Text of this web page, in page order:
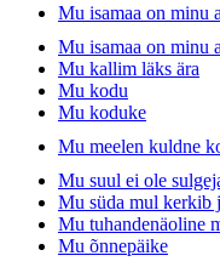
Mu isamaa on minu
Mu isamaa on minu
Mu kallim läks ära
Mu kodu
Mu koduke
Mu meelen kuldne
Mu suul ei ole
Mu süda mul kerkib
Mu tuhandenäoline
Mu õnnepäike